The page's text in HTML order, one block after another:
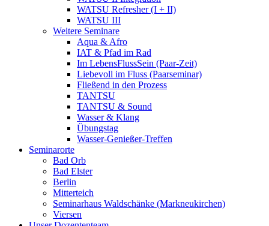
WATSU Refresher (I + II)
WATSU III
Weitere Seminare
Aqua & Afro
IAT & Pfad im Rad
Im LebensFlussSein (Paar-Zeit)
Liebevoll im Fluss (Paarseminar)
Fließend in den Prozess
TANTSU
TANTSU & Sound
Wasser & Klang
Übungstag
Wasser-Genießer-Treffen
Seminarorte
Bad Orb
Bad Elster
Berlin
Mitterteich
Seminarhaus Waldschänke (Markneukirchen)
Viersen